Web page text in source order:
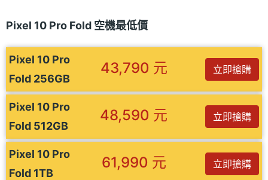
Pixel 10 Pro Fold 空機最低價
Pixel 10 Pro
Fold 256GB
43,790 元 立即搶購
Pixel 10 Pro
Fold 512GB
48,590 元 立即搶購
Pixel 10 Pro
Fold 1TB
61,990 元 立即搶購